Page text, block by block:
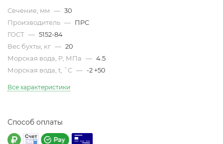
Сечение, мм — 30
Производитель — ПРС
ГОСТ — 5152-84
Вес бухты, кг — 20
Морская вода, Р, МПа — 4.5
Морская вода, t, ˚C — -2 +50
Все характеристики
Способ оплаты